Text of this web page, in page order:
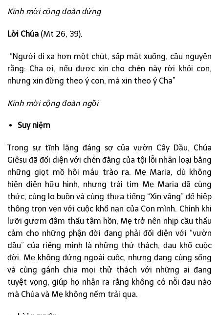
Kính mời cộng đoàn đứng
Lời Chúa (Mt 26, 39).
“Người đi xa hơn một chút, sấp mặt xuống, cầu nguyện
rằng: Cha ơi, nếu được xin cho chén này rời khỏi con,
nhưng xin đừng theo ý con, mà xin theo ý Cha”
Kính mời cộng đoàn ngồi
Suy niệm
Trong sự tĩnh lặng đáng sợ của vườn Cây Dầu, Chúa
Giêsu đã đối diện với chén đắng của tội lỗi nhân loại bằng
những giọt mồ hôi máu trào ra. Mẹ Maria, dù không
hiện diện hữu hình, nhưng trái tim Mẹ Maria đã cùng
thức, cùng lo buồn và cùng thưa tiếng “Xin vâng” để hiệp
thông trọn vẹn với cuộc khổ nạn của Con mình. Chính khi
lưỡi gươm đâm thấu tâm hồn, Mẹ trở nên nhịp cầu thấu
cảm cho những phận đời đang phải đối diện với “vườn
dầu” của riêng mình là những thử thách, đau khổ cuộc
đời. Mẹ không đứng ngoài cuộc, nhưng đang cùng sống
và cùng gánh chia mọi thử thách với những ai đang
tuyệt vọng, giúp họ nhận ra rằng không có nỗi đau nào
mà Chúa và Mẹ không nếm trải qua.